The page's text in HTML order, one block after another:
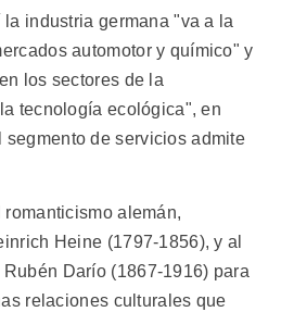
industria germana "va a la
automotor y químico" y
los sectores de la
tecnología ecológica", en
segmento de servicios admite
alemán,
Heine (1797-1856), y al
Darío (1867-1916) para
relaciones culturales que